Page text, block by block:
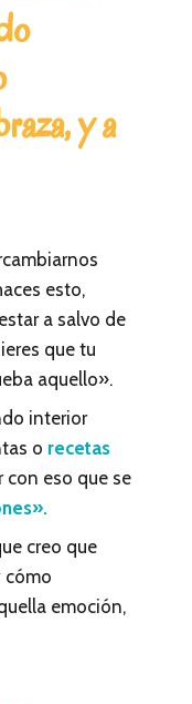
y a
esto,
a salvo de
que tu
aquello».
interior
o recetas
con eso que se
creo que
cómo
emoción,